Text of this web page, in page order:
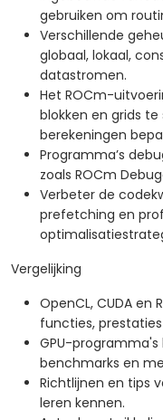
gebruiken om
Verschillende
globaal, lokaal,
datastromen.
Het ROCm-
blokken en grids
berekeningen
Programma’s
zoals ROCm
Verbeter de
prefetching en
Vergelijking
OpenCL, CUDA en
functies,
GPU-
benchmarks en
Richtlijnen en tips
leren kennen.